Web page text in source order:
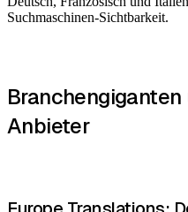
Suchmaschinen-Sichtbarkeit.
Anbieter